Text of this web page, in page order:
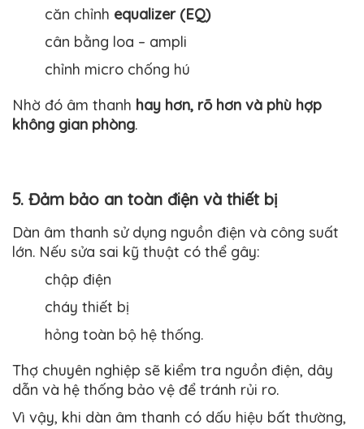
căn chỉnh equalizer (EQ)
cân bằng loa – ampli
chỉnh micro chống hú
Nhờ đó âm thanh hay hơn, rõ hơn và phù hợp
không gian phòng.
5. Đảm bảo an toàn điện và thiết bị
Dàn âm thanh sử dụng nguồn điện và công suất
lớn. Nếu sửa sai kỹ thuật có thể gây:
chập điện
cháy thiết bị
hỏng toàn bộ hệ thống.
Thợ chuyên nghiệp sẽ kiểm tra nguồn điện, dây
dẫn và hệ thống bảo vệ để tránh rủi ro.
Vì vậy, khi dàn âm thanh có dấu hiệu bất thường,